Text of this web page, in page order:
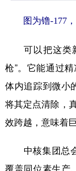
图为镥-177
可以把这类
枪”。它能通过
体内追踪到微小
将其定点清除，
效跨越，意味着
中核集团总会
覆盖同位素生产